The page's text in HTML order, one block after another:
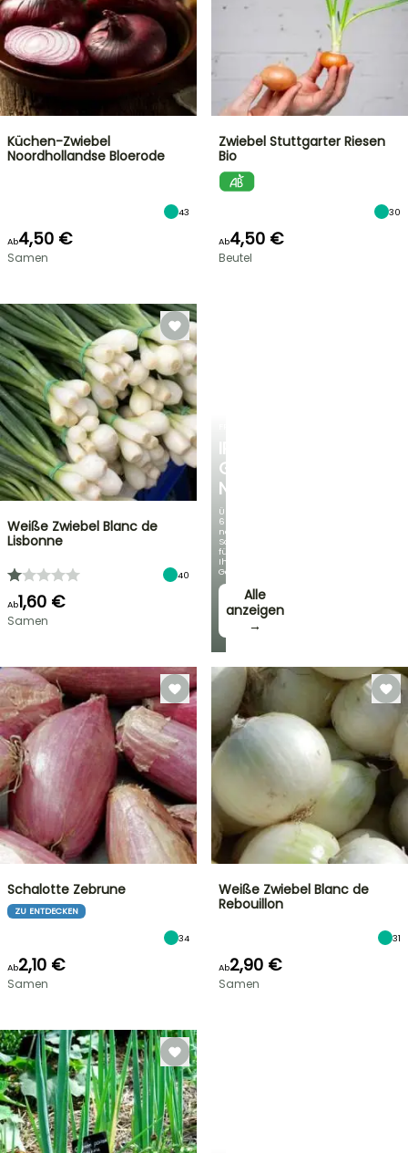
IRIS
GERMANICA
NEUHEITEN
Über
60
neue
Sorten
für
Ihren
Garten!
Alle
anzeigen
→
Küchen-Zwiebel
Noordhollandse Bloerode
43
Ab4,50 €
Samen
Zwiebel Stuttgarter Riesen
Bio
30
Ab4,50 €
Beutel
Weiße Zwiebel Blanc de
Lisbonne
40
Ab1,60 €
Samen
Schalotte Zebrune
ZU ENTDECKEN
34
Ab2,10 €
Samen
Weiße Zwiebel Blanc de
Rebouillon
31
Ab2,90 €
Samen